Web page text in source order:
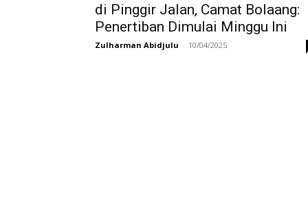
di Pinggir Jalan, Camat Bolaang:
Penertiban Dimulai Minggu Ini
Zulharman Abidjulu - 10/04/2025